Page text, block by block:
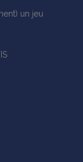
un jeu